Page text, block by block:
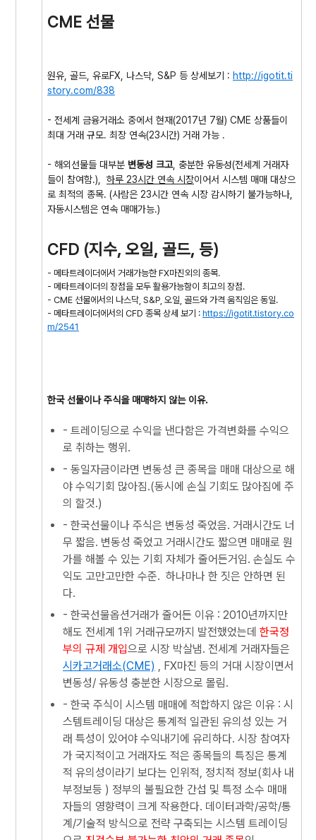
CME 선물
원유, 골드, 유로FX, 나스닥, S&P 등 상세보기 : http://igotit.ti
story.com/838
- 전세계 금융거래소 중에서 현재(2017년 7월) CME 상품들이
최대 거래 규모. 최장 연속(23시간) 거래 가능 .
- 해외선물들 대부분 변동성 크고, 충분한 유동성(전세계 거래자
들이 참여함.),하루 23시간 연속 시장이어서 시스템 매매 대상으
로 최적의 종목. (사람은 23시간 연속 시장 감시하기 불가능하나,
자동시스템은 연속 매매가능.)
CFD (지수, 오일, 골드, 등)
- 메타트레이더에서 거래가능한 FX마진외의 종목.
- 메타트레이더의 장점을 모두 활용가능함이 최고의 장점.
- CME 선물에서의 나스닥, S&P, 오일, 골드와 가격 움직임은 동일.
- 메타트레이더에서의 CFD 종목 상세 보기 : https://igotit.tistory.co
m/2541
한국 선물이나 주식을 매매하지 않는 이유.
- 트레이딩으로 수익을 낸다함은 가격변화를 수익으
로 취하는 행위.
- 동일자금이라면 변동성 큰 종목을 매매 대상으로 해
야 수익기회 많아짐.(동시에 손실 기회도 많아짐에 주
의 할것.)
- 한국선물이나 주식은 변동성 죽었음. 거래시간도 너
무 짧음. 변동성 죽었고 거래시간도 짧으면 매매로 뭔
가를 해볼 수 있는 기회 자체가 줄어든거임. 손실도 수
익도 고만고만한 수준. 하나마나 한 짓은 안하면 된
다.
- 한국선물옵션거래가 줄어든 이유 : 2010년까지만
해도 전세계 1위 거래규모까지 발전했었는데 한국정
부의 규제 개입으로 시장 박살냄. 전세계 거래자들은
시카고거래소(CME) , FX마진 등의 거대 시장이면서
변동성/ 유동성 충분한 시장으로 몰림.
- 한국 주식이 시스템 매매에 적합하지 않은 이유 : 시
스템트레이딩 대상은 통계적 일관된 유의성 있는 거
래 특성이 있어야 수익내기에 유리하다. 시장 참여자
가 국지적이고 거래자도 적은 종목들의 특징은 통계
적 유의성이라기 보다는 인위적, 정치적 정보(회사 내
부정보등 ) 정부의 불필요한 간섭 및 특정 소수 매매
자들의 영향력이 크게 작용한다. 데이터과학/공학/통
계/기술적 방식으로 전략 구축되는 시스템 트레이딩